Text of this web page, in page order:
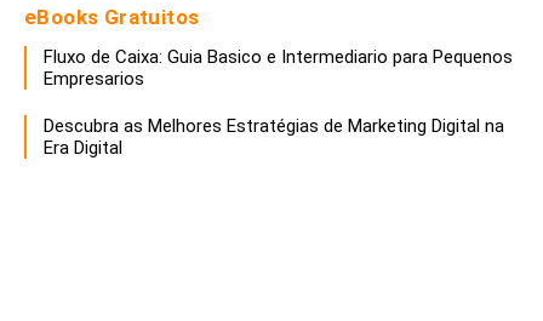
eBooks Gratuitos
Fluxo de Caixa: Guia Basico e Intermediario para Pequenos
Empresarios
Descubra as Melhores Estratégias de Marketing Digital na
Era Digital